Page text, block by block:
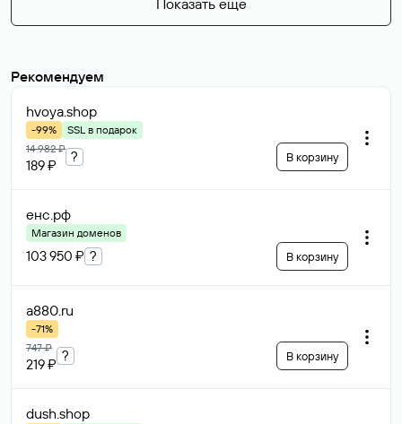
Показать еще
Рекомендуем
hvoya.shop
-99%
SSL в подарок
14 982 ₽
189 ₽
? В корзину
енс.рф
Магазин доменов
103 950 ₽ ? В корзину
a880.ru
-71%
747 ₽
219 ₽
? В корзину
dush.shop